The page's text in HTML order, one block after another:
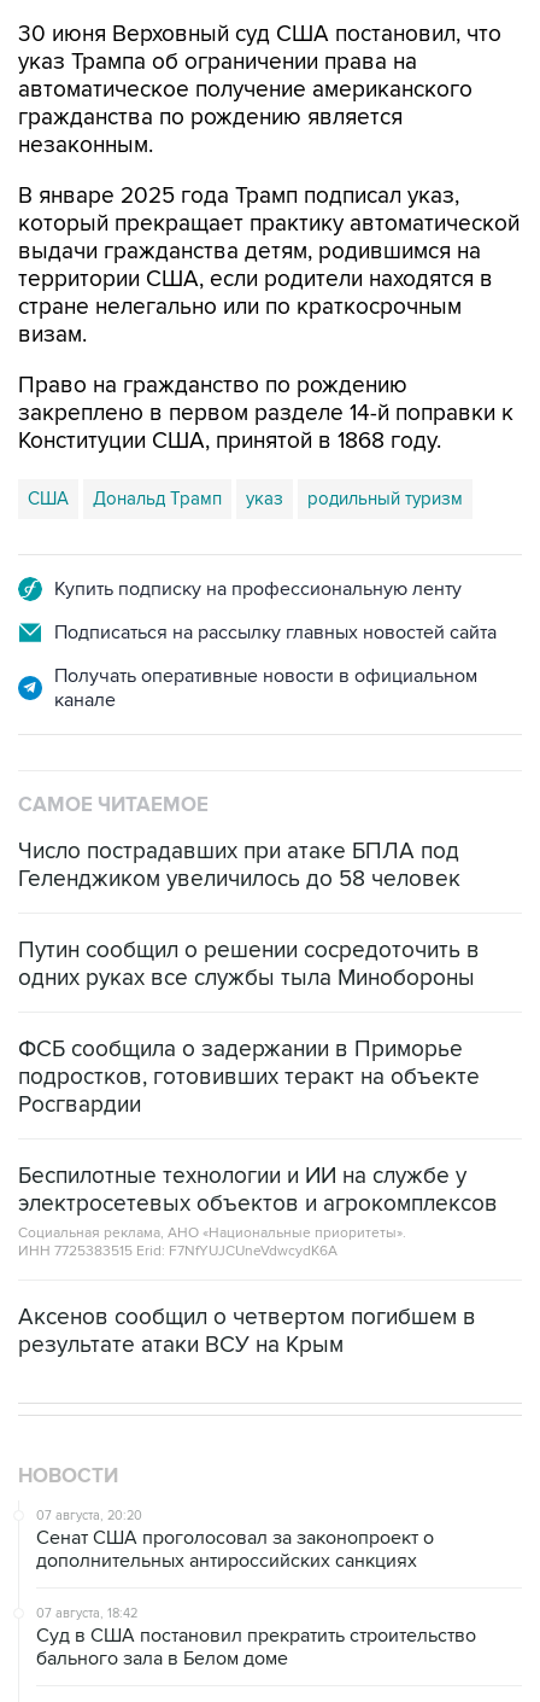
30 июня Верховный суд США постановил, что
указ Трампа об ограничении права на
автоматическое получение американского
гражданства по рождению является
незаконным.
В январе 2025 года Трамп подписал указ,
который прекращает практику автоматической
выдачи гражданства детям, родившимся на
территории США, если родители находятся в
стране нелегально или по краткосрочным
визам.
Право на гражданство по рождению
закреплено в первом разделе 14-й поправки к
Конституции США, принятой в 1868 году.
США Дональд Трамп указ родильный туризм
Купить подписку на профессиональную ленту
Подписаться на рассылку главных новостей сайта
Получать оперативные новости в официальном
канале
САМОЕ ЧИТАЕМОЕ
Число пострадавших при атаке БПЛА под
Геленджиком увеличилось до 58 человек
Путин сообщил о решении сосредоточить в
одних руках все службы тыла Минобороны
ФСБ сообщила о задержании в Приморье
подростков, готовивших теракт на объекте
Росгвардии
Беспилотные технологии и ИИ на службе у
электросетевых объектов и агрокомплексов
Социальная реклама, АНО «Национальные приоритеты».
ИНН 7725383515 Erid: F7NfYUJCUneVdwcydK6A
Аксенов сообщил о четвертом погибшем в
результате атаки ВСУ на Крым
НОВОСТИ
07 августа, 20:20
Сенат США проголосовал за законопроект о
дополнительных антироссийских санкциях
07 августа, 18:42
Суд в США постановил прекратить строительство
бального зала в Белом доме